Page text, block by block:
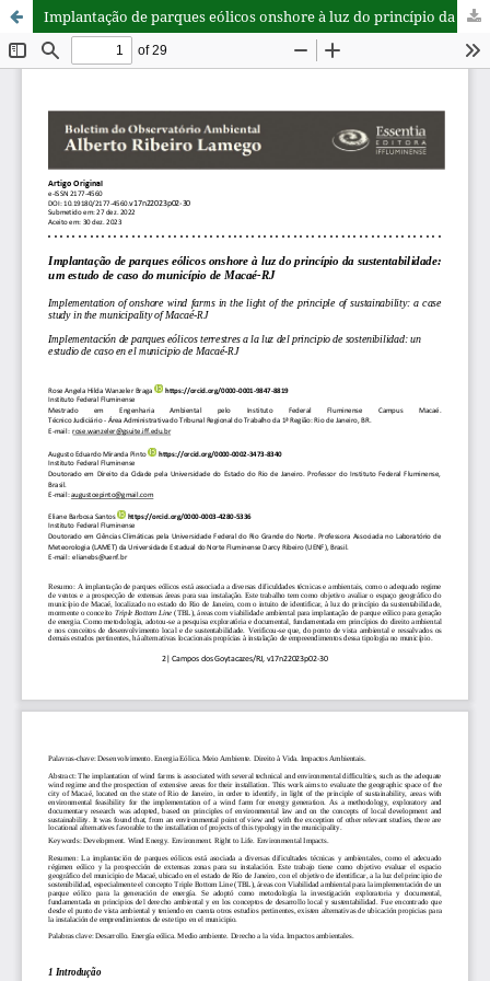
Implantação de parques eólicos onshore à luz do princípio da sustentabilidade: um estudo de caso do município de Macaé-RJ